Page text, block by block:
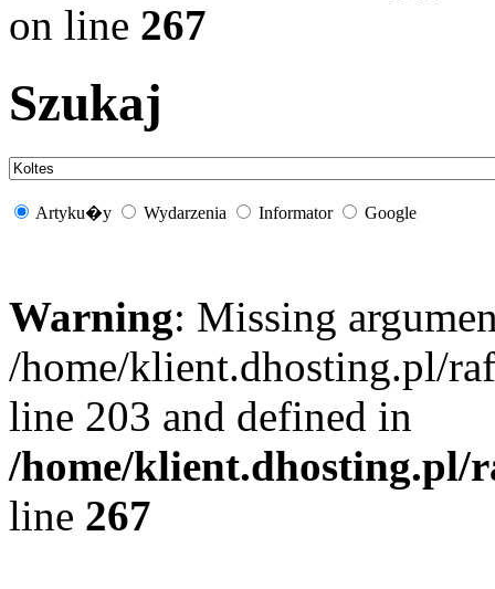
on line 267
Szukaj
Artyku�y Wydarzenia Informator Google
Warning: Missing
/home/klient.dhosting.pl/
line 203 and defined in
/home/klient.dhosting.pl/
line 267